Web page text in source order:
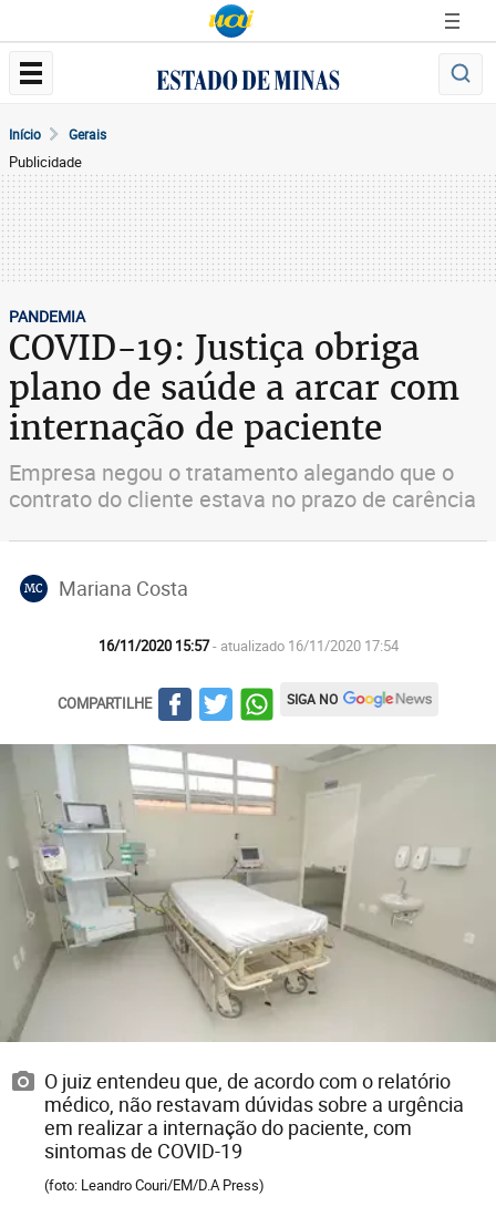
Início Gerais
Publicidade
PANDEMIA
COVID-19: Justiça obriga
plano de saúde a arcar com
internação de paciente
Empresa negou o tratamento alegando que o
contrato do cliente estava no prazo de carência
MC Mariana Costa
16/11/2020 15:57- atualizado 16/11/2020 17:54
COMPARTILHE SIGA NO
O juiz entendeu que, de acordo com o relatório
médico, não restavam dúvidas sobre a urgência
em realizar a internação do paciente, com
sintomas de COVID-19
(foto: Leandro Couri/EM/D.A Press)